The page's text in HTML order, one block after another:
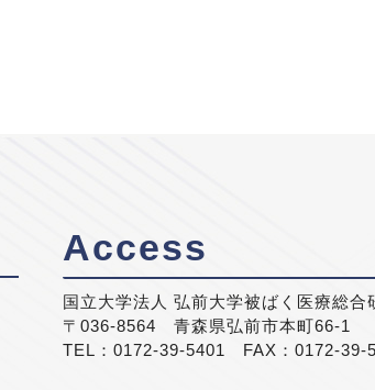
Access
国立大学法人 弘前大学被ばく医療総合
〒036-8564 青森県弘前市本町66-1
TEL：0172-39-5401 FAX：0172-39-